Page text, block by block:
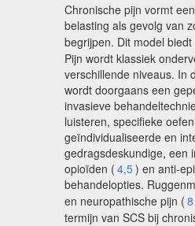
Chronische pijn vormt
belasting als gevolg van
begrijpen. Dit model
Pijn wordt klassiek
verschillende niveaus. In
wordt doorgaans een
invasieve
luisteren, specifieke
geïndividualiseerde en
gedragsdeskundige, een
opioïden ( 4,5) en anti-
behandelopties.
en neuropathische pijn ( 8
termijn van SCS bij